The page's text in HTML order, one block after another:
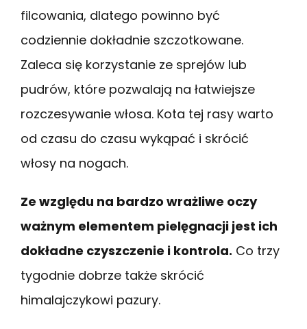
filcowania, dlatego powinno być
codziennie dokładnie szczotkowane.
Zaleca się korzystanie ze sprejów lub
pudrów, które pozwalają na łatwiejsze
rozczesywanie włosa. Kota tej rasy warto
od czasu do czasu wykąpać i skrócić
włosy na nogach.
Ze względu na bardzo wrażliwe oczy
ważnym elementem pielęgnacji jest ich
dokładne czyszczenie i kontrola. Co trzy
tygodnie dobrze także skrócić
himalajczykowi pazury.